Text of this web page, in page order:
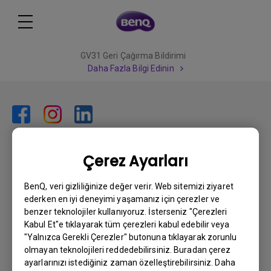
Çerez Ayarları
BenQ, veri gizliliğinize değer verir. Web sitemizi ziyaret
ederken en iyi deneyimi yaşamanız için çerezler ve
benzer teknolojiler kullanıyoruz. İsterseniz "Çerezleri
Kabul Et"e tıklayarak tüm çerezleri kabul edebilir veya
"Yalnızca Gerekli Çerezler" butonuna tıklayarak zorunlu
olmayan teknolojileri reddedebilirsiniz. Buradan çerez
ayarlarınızı istediğiniz zaman özelleştirebilirsiniz. Daha
GV31 Geri Çağırma Bildirimi
Daha Fazla Bilgi Edinin
Abone olun
Ürünler
Projektör
Monitör
Çözümler
BenQ AQCOLOR Elçisi
Eye-Care Monitörler
Destek